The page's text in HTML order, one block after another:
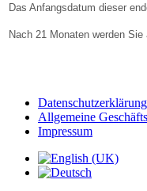
Das Anfangsdatum dieser
Nach 21 Monaten werden
Datenschutzerklärung
Allgemeine
Impressum